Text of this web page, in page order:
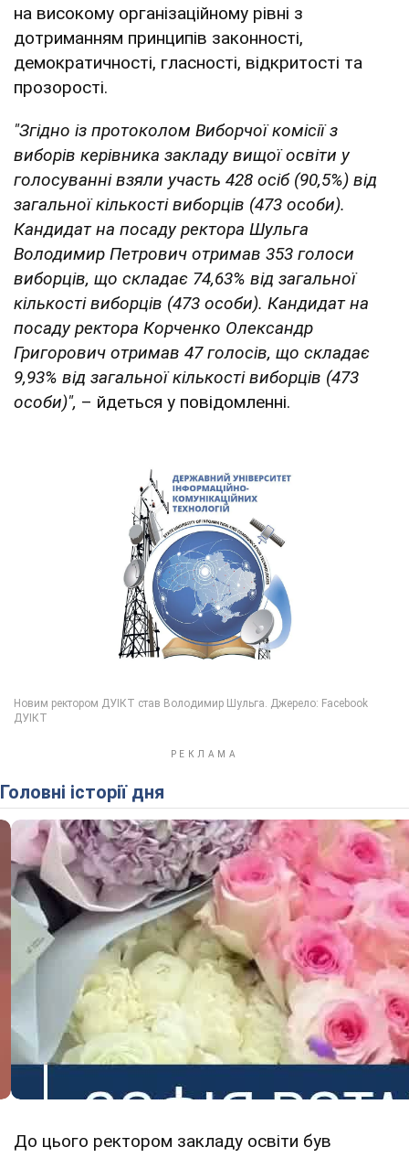
на високому організаційному рівні з
дотриманням принципів законності,
демократичності, гласності, відкритості та
прозорості.
"Згідно із протоколом Виборчої комісії з
виборів керівника закладу вищої освіти у
голосуванні взяли участь 428 осіб (90,5%) від
загальної кількості виборців (473 особи).
Кандидат на посаду ректора Шульга
Володимир Петрович отримав 353 голоси
виборців, що складає 74,63% від загальної
кількості виборців (473 особи). Кандидат на
посаду ректора Корченко Олександр
Григорович отримав 47 голосів, що складає
9,93% від загальної кількості виборців (473
особи)", – йдеться у повідомленні.
Головні історії дня
До цього ректором закладу освіти був